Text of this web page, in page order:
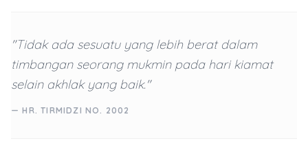
"Tidak ada sesuatu yang lebih berat dalam
timbangan seorang mukmin pada hari kiamat
selain akhlak yang baik."
— HR. TIRMIDZI NO. 2002